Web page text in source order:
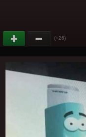
(+26)